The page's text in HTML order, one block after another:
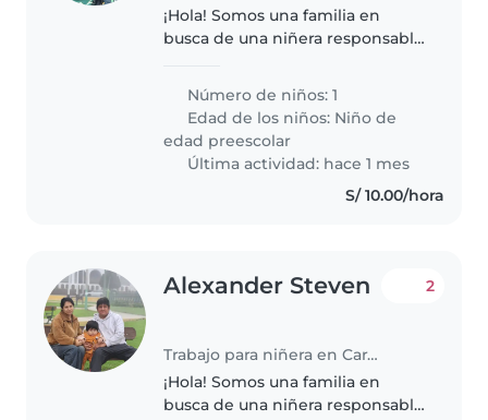
¡Hola! Somos una familia en
busca de una niñera responsable
años, quien es curioso,
energético e inteligente.
Necesitamos a alguien cómoda
con tareas..
Número de niños: 1
Edad de los niños: Niño de
edad preescolar
Última actividad: hace 1 mes
S/ 10.00/hora
Alexander Steven
Trabajo para niñera en Carabayllo
2
¡Hola! Somos una familia en
busca de una niñera responsable